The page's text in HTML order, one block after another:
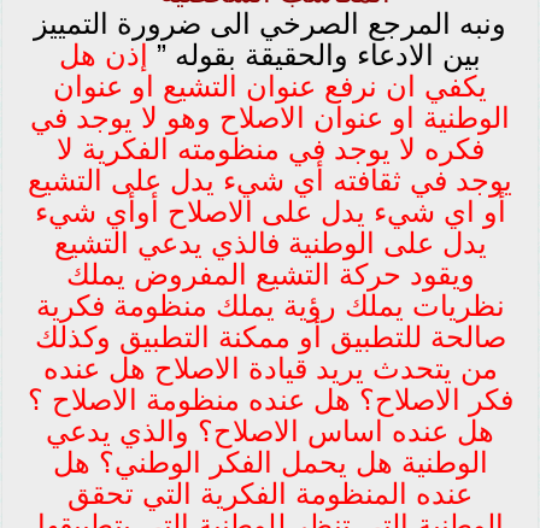
ونبه المرجع الصرخي الى ضرورة التمييز
بين الادعاء والحقيقة بقوله ” إذن هل
يكفي ان نرفع عنوان التشيع او عنوان
الوطنية او عنوان الاصلاح وهو لا يوجد في
فكره لا يوجد في منظومته الفكرية لا
يوجد في ثقافته أي شيء يدل على التشيع
أو اي شيء يدل على الاصلاح أوأي شيء
يدل على الوطنية فالذي يدعي التشيع
ويقود حركة التشيع المفروض يملك
نظريات يملك رؤية يملك منظومة فكرية
صالحة للتطبيق أو ممكنة التطبيق وكذلك
من يتحدث يريد قيادة الاصلاح هل عنده
فكر الاصلاح؟ هل عنده منظومة الاصلاح ؟
هل عنده اساس الاصلاح؟ والذي يدعي
الوطنية هل يحمل الفكر الوطني؟ هل
عنده المنظومة الفكرية التي تحقق